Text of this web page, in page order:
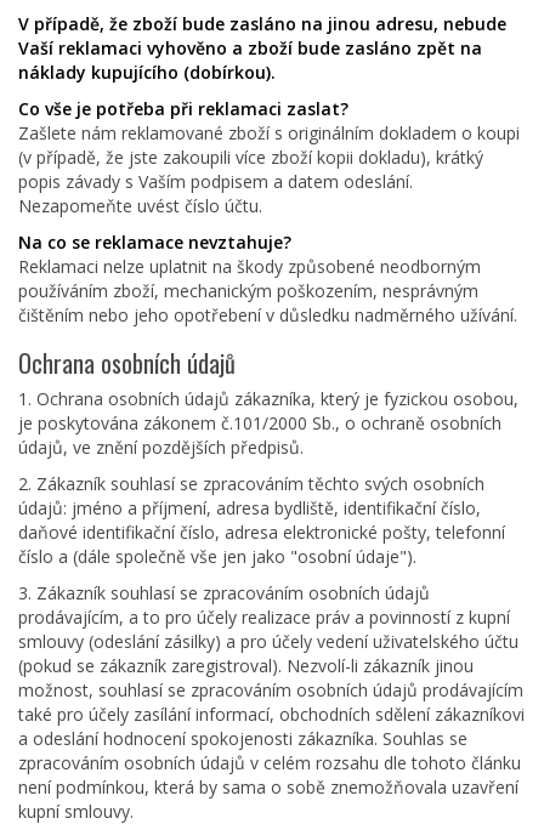
V případě, že zboží bude zasláno na jinou adresu, nebude
Vaší reklamaci vyhověno a zboží bude zasláno zpět na
náklady kupujícího (dobírkou).
Co vše je potřeba při reklamaci zaslat?
Zašlete nám reklamované zboží s originálním dokladem o koupi
(v případě, že jste zakoupili více zboží kopii dokladu), krátký
popis závady s Vaším podpisem a datem odeslání.
Nezapomeňte uvést číslo účtu.
Na co se reklamace nevztahuje?
Reklamaci nelze uplatnit na škody způsobené neodborným
používáním zboží, mechanickým poškozením, nesprávným
čištěním nebo jeho opotřebení v důsledku nadměrného užívání.
Ochrana osobních údajů
1. Ochrana osobních údajů zákazníka, který je fyzickou osobou,
je poskytována zákonem č.101/2000 Sb., o ochraně osobních
údajů, ve znění pozdějších předpisů.
2. Zákazník souhlasí se zpracováním těchto svých osobních
údajů: jméno a příjmení, adresa bydliště, identifikační číslo,
daňové identifikační číslo, adresa elektronické pošty, telefonní
číslo a (dále společně vše jen jako "osobní údaje").
3. Zákazník souhlasí se zpracováním osobních údajů
prodávajícím, a to pro účely realizace práv a povinností z kupní
smlouvy (odeslání zásilky) a pro účely vedení uživatelského účtu
(pokud se zákazník zaregistroval). Nezvolí-li zákazník jinou
možnost, souhlasí se zpracováním osobních údajů prodávajícím
také pro účely zasílání informací, obchodních sdělení zákazníkovi
a odeslání hodnocení spokojenosti zákazníka. Souhlas se
zpracováním osobních údajů v celém rozsahu dle tohoto článku
není podmínkou, která by sama o sobě znemožňovala uzavření
kupní smlouvy.